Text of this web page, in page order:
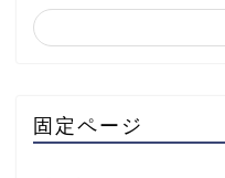
固定ページ